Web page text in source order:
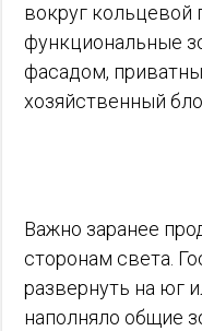
вокруг кольцевой
функциональные
фасадом,
хозяйственный
Важно заранее
сторонам света.
развернуть на юг
наполняло общие